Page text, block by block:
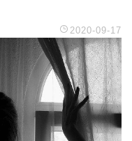
2020-09-17